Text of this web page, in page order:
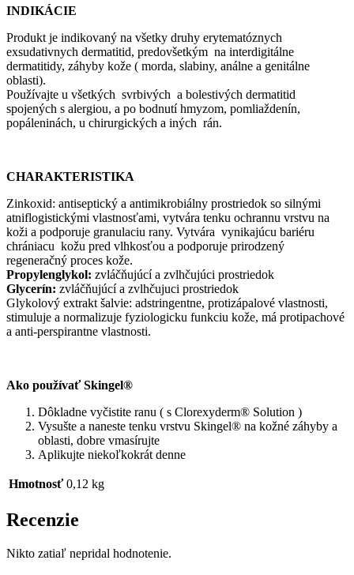
INDIKÁCIE
Produkt je indikovaný na všetky druhy erytematóznych
exsudativnych dermatitid, predovšetkým na interdigitálne
dermatitidy, záhyby kože ( morda, slabiny, análne a genitálne
oblasti).
Používajte u všetkých svrbivých a bolestivých dermatitid
spojených s alergiou, a po bodnutí hmyzom, pomliaždenín,
popáleninách, u chirurgických a iných rán.
CHARAKTERISTIKA
Zinkoxid: antiseptický a antimikrobiálny prostriedok so silnými
atniflogistickými vlastnosťami, vytvára tenku ochrannu vrstvu na
koži a podporuje granulaciu rany. Vytvára vynikajúcu bariéru
chrániacu kožu pred vlhkosťou a podporuje prirodzený
regeneračný proces kože.
Propylenglykol: zvláčňujúcí a zvlhčujúci prostriedok
Glycerín: zvláčňujúcí a zvlhčujuci prostriedok
Glykolový extrakt šalvie: adstringentne, protizápalové vlastnosti,
stimuluje a normalizuje fyziologicku funkciu kože, má protipachové
a anti-perspirantne vlastnosti.
Ako používať Skingel®
Dôkladne vyčistite ranu ( s Clorexyderm® Solution )
Vysušte a naneste tenku vrstvu Skingel® na kožné záhyby a
oblasti, dobre vmasírujte
Aplikujte niekoľkokrát denne
Hmotnosť 0,12 kg
Recenzie
Nikto zatiaľ nepridal hodnotenie.